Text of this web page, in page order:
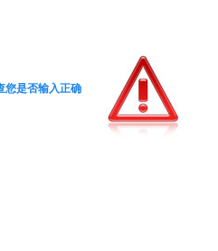
您是否输入正确